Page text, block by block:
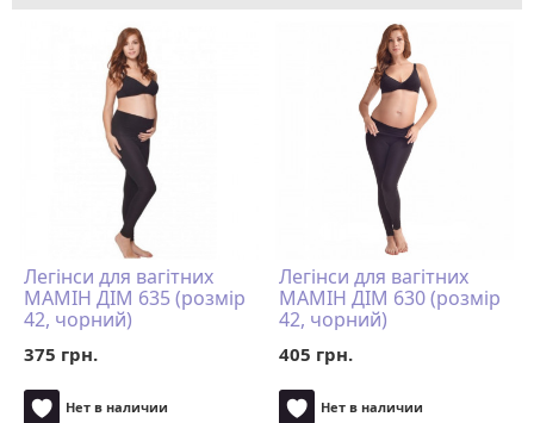
Легінси для вагітних
MAMІН ДІМ 635 (розмір
42, чорний)
375 грн.
Нет в наличии
Легінси для вагітних
MAMІН ДІМ 630 (розмір
42, чорний)
405 грн.
Нет в наличии